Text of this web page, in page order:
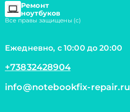
Ремонт
ноутбуков
Все правы защищены (с)
Ежедневно, с 10:00 до 20:00
+73832428904
info@notebookfix-repair.ru